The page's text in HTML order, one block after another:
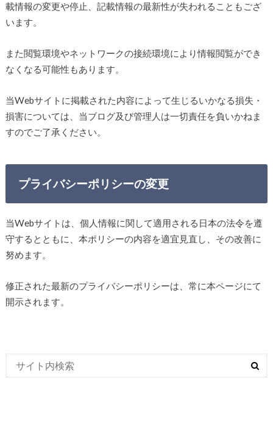
載情報の変更や停止、記載情報の最新性が失われることもござ
います。
また閲覧環境やネットワークの接続環境により情報閲覧ができ
なくなる可能性もあります。
当Webサイトに掲載された内容によって生じるいかなる損失・
損害については、当ブログ及び管理人は一切責任を負いかねま
すのでご了承ください。
プライバシーポリシーの変更
当Webサイトは、個人情報に関して適用される日本の法令を遵
守するとともに、本ポリシーの内容を適宜見直し、その改善に
努めます。
修正された最新のプライバシーポリシーは、常に本ページにて
開示されます。